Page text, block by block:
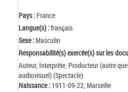
Pays : France
Langue(s) :français
Sexe : Masculin
Responsabilité(s) exercée(s) sur les
Auteur, Interprète, Producteur (autre
audiovisuel) (Spectacle)
Naissance : 1911-09-22, Marseille